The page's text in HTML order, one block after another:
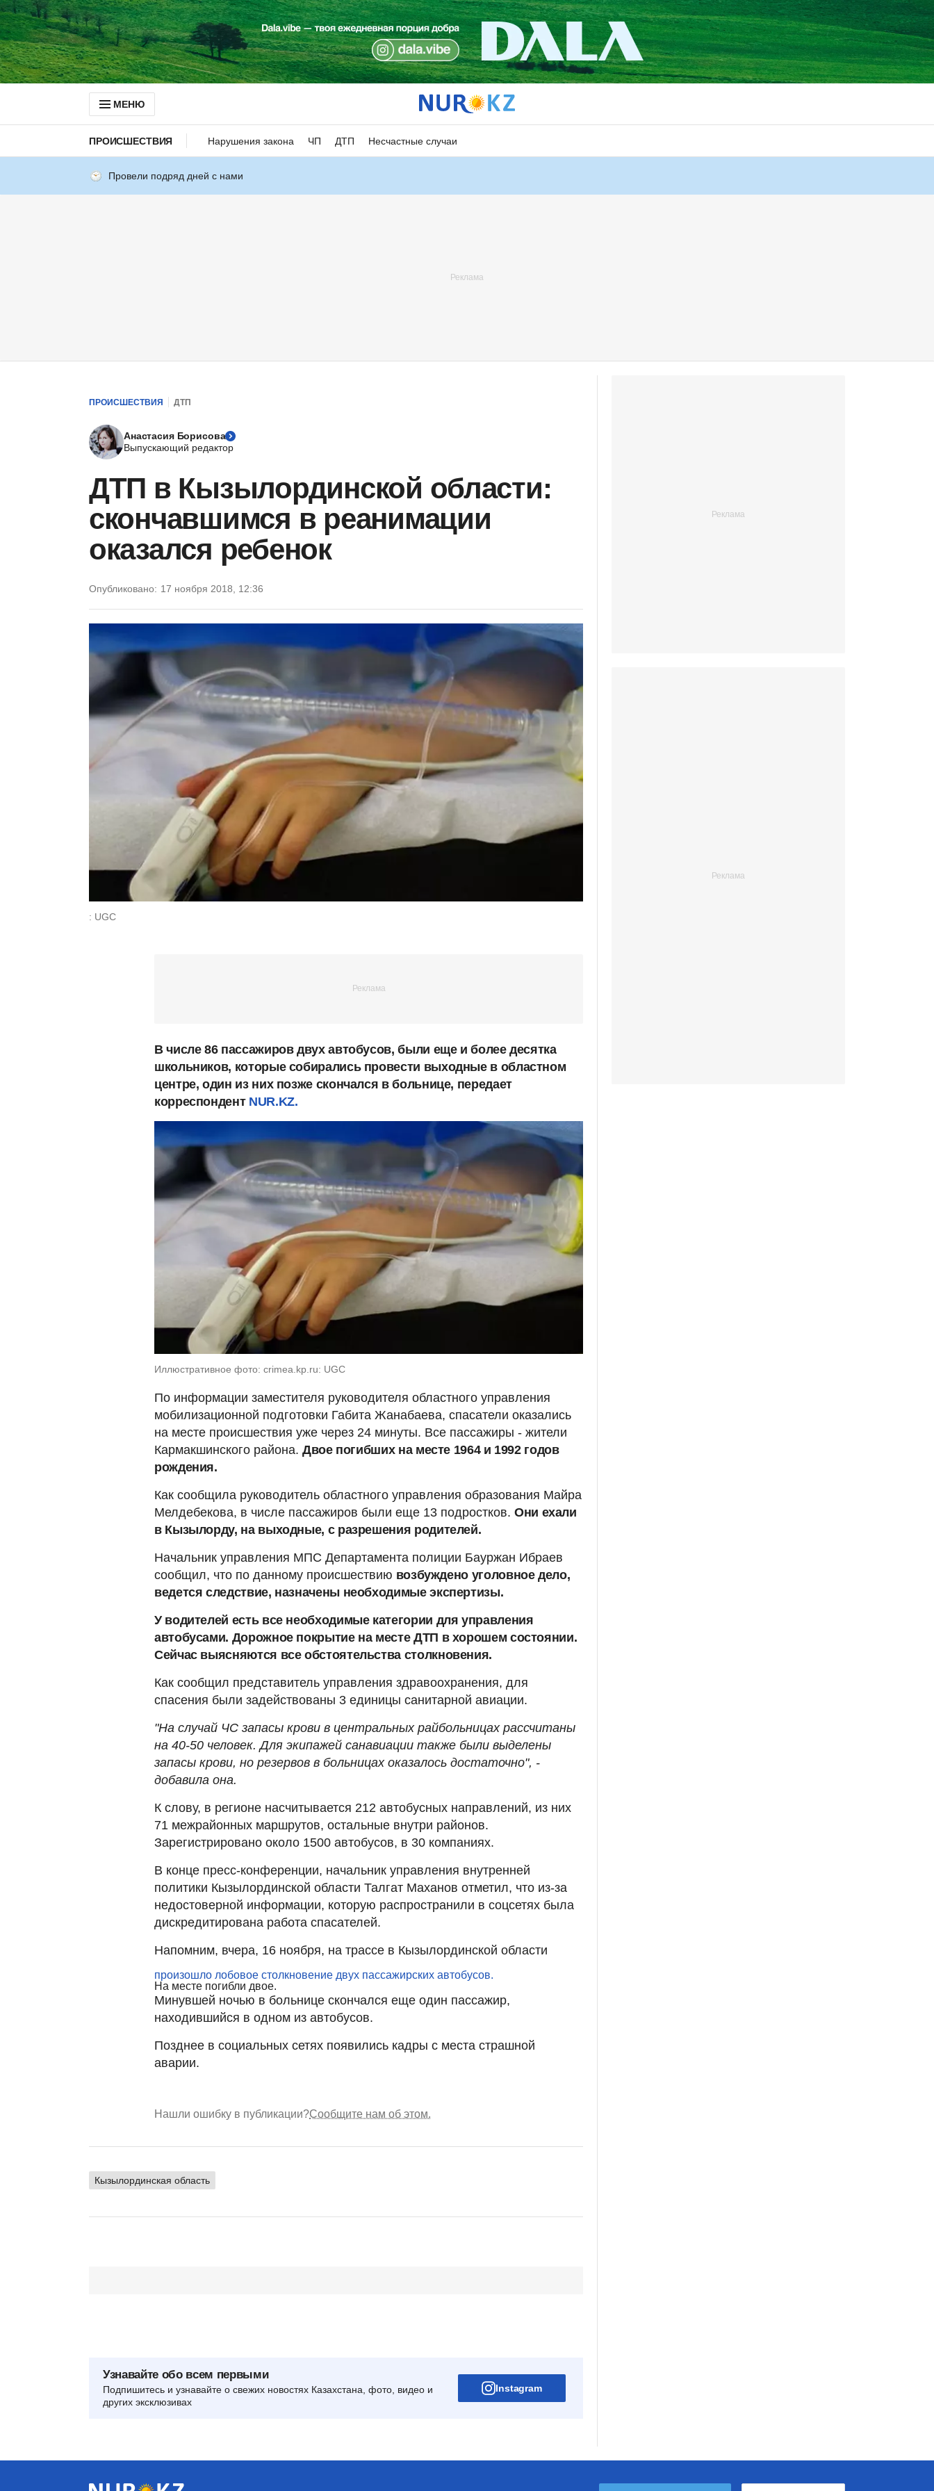
МЕНЮ
ПРОИСШЕСТВИЯ Нарушения закона ЧП ДТП Несчастные случаи
Провели подряд дней с нами
ПРОИСШЕСТВИЯ ДТП
Анастасия Борисова
Выпускающий редактор
ДТП в Кызылординской области:
скончавшимся в реанимации
оказался ребенок
Опубликовано: 17 ноября 2018, 12:36
: UGC
В числе 86 пассажиров двух автобусов, были еще и более десятка
школьников, которые собирались провести выходные в областном
центре, один из них позже скончался в больнице, передает
корреспондент NUR.KZ.
Иллюстративное фото: crimea.kp.ru: UGC
По информации заместителя руководителя областного управления
мобилизационной подготовки Габита Жанабаева, спасатели оказались
на месте происшествия уже через 24 минуты. Все пассажиры - жители
Кармакшинского района. Двое погибших на месте 1964 и 1992 годов
рождения.
Как сообщила руководитель областного управления образования Майра
Мелдебекова, в числе пассажиров были еще 13 подростков. Они ехали
в Кызылорду, на выходные, с разрешения родителей.
Начальник управления МПС Департамента полиции Бауржан Ибраев
сообщил, что по данному происшествию возбуждено уголовное дело,
ведется следствие, назначены необходимые экспертизы.
У водителей есть все необходимые категории для управления
автобусами. Дорожное покрытие на месте ДТП в хорошем состоянии.
Сейчас выясняются все обстоятельства столкновения.
Как сообщил представитель управления здравоохранения, для
спасения были задействованы 3 единицы санитарной авиации.
"На случай ЧС запасы крови в центральных райбольницах рассчитаны
на 40-50 человек. Для экипажей санавиации также были выделены
запасы крови, но резервов в больницах оказалось достаточно", -
добавила она.
К слову, в регионе насчитывается 212 автобусных направлений, из них
71 межрайонных маршрутов, остальные внутри районов.
Зарегистрировано около 1500 автобусов, в 30 компаниях.
В конце пресс-конференции, начальник управления внутренней
политики Кызылординской области Талгат Маханов отметил, что из-за
недостоверной информации, которую распространили в соцсетях была
дискредитирована работа спасателей.
Напомним, вчера, 16 ноября, на трассе в Кызылординской области
произошло лобовое столкновение двух пассажирских автобусов.
На месте погибли двое.
Минувшей ночью в больнице скончался еще один пассажир,
находившийся в одном из автобусов.
Позднее в социальных сетях появились кадры с места страшной
аварии.
Нашли ошибку в публикации?Сообщите нам об этом.
Кызылординская область
Узнавайте обо всем первыми
Подпишитесь и узнавайте о свежих новостях Казахстана, фото, видео и
других эксклюзивах
Instagram